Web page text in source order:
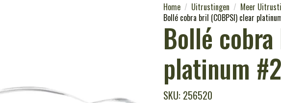
Home Uitrustingen Meer
Bollé cobra bril (COBPSI) clear
Bollé
platinum
SKU: 256520